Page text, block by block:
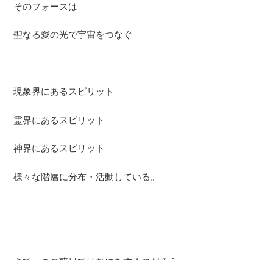
そのフォースは
聖なる愛の光で宇宙をつなぐ
現象界にあるスピリット
霊界にあるスピリット
神界にあるスピリット
様々な階層に分布・活動している。